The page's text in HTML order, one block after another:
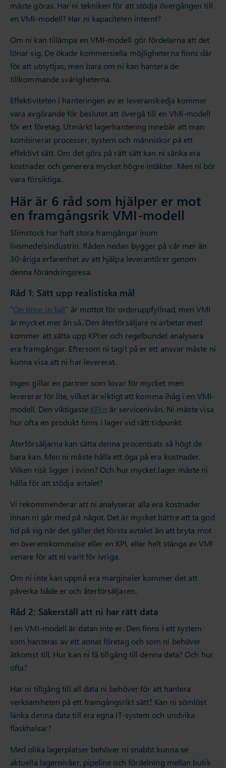
måste göras. Har ni tekniken för att stödja övergången till
en VMI-modell? Har ni kapaciteten internt?
Om ni kan tillämpa en VMI-modell gör fördelarna att det
lönar sig. De ökade kommersiella möjligheterna finns där
för att utnyttjas, men bara om ni kan hantera de
tillkommande svårigheterna.
Effektiviteten i hanteringen av er leveranskedja kommer
vara avgörande för beslutet att övergå till en VMI-modell
för ert företag. Utmärkt lagerhantering innebär att man
kombinerar processer, system och människor på ett
effektivt sätt. Om det görs på rätt sätt kan ni sänka era
kostnader och generera mycket högre intäkter. Men ni bör
vara försiktiga.
Här är 6 råd som hjälper er mot
en framgångsrik VMI-modell
Slimstock har haft stora framgångar inom
livsmedelsindustrin. Råden nedan bygger på vår mer än
30-åriga erfarenhet av att hjälpa leverantörer genom
denna förändringsresa.
Råd 1: Sätt upp realistiska mål
“On time, in full” är mottot för orderuppfyllnad, men VMI
är mycket mer än så. Den återförsäljare ni arbetar med
kommer att sätta upp KPI:er och regelbundet analysera
era framgångar. Eftersom ni tagit på er ett ansvar måste ni
kunna visa att ni har levererat.
Ingen gillar en partner som lovar för mycket men
levererar för lite, vilket är viktigt att komma ihåg i en VMI-
modell. Den viktigaste KPI:n är servicenivån. Ni måste visa
hur ofta en produkt finns i lager vid rätt tidpunkt.
Återförsäljarna kan sätta denna procentsats så högt de
bara kan. Men ni måste hålla ett öga på era kostnader.
Vilken risk ligger i svinn? Och hur mycket lager måste ni
hålla för att stödja avtalet?
Vi rekommenderar att ni analyserar alla era kostnader
innan ni går med på något. Det är mycket bättre att ta god
tid på sig när det gäller det första avtalet än att bryta mot
en överenskommelse eller en KPI, eller helt stänga av VMI
senare för att ni varit för ivriga.
Om ni inte kan uppnå era marginaler kommer det att
påverka både er och återförsäljaren.
Råd 2: Säkerställ att ni har rätt data
I en VMI-modell är datan inte er. Den finns i ett system
som hanteras av ett annat företag och som ni behöver
åtkomst till. Hur kan ni få tillgång till denna data? Och hur
ofta?
Har ni tillgång till all data ni behöver för att hantera
verksamheten på ett framgångsrikt sätt? Kan ni sömlöst
länka denna data till era egna IT-system och undvika
flaskhalsar?
Med olika lagerplatser behöver ni snabbt kunna se
aktuella lagernivåer, pipeline och fördelning mellan butik